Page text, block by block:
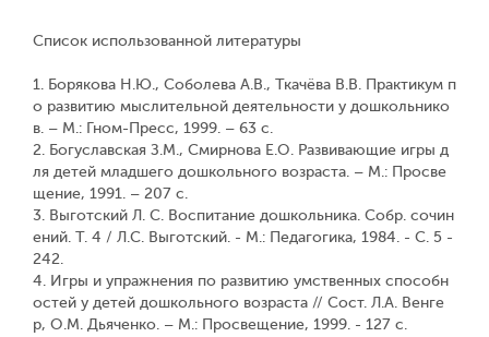
Список использованной литературы
1. Борякова Н.Ю., Соболева А.В., Ткачёва В.В. Практикум п
о развитию мыслительной деятельности у дошкольнико
в. – М.: Гном-Пресс, 1999. – 63 с.
2. Богуславская З.М., Смирнова Е.О. Развивающие игры д
ля детей младшего дошкольного возраста. – М.: Просве
щение, 1991. – 207 с.
3. Выготский Л. С. Воспитание дошкольника. Собр. сочин
ений. Т. 4 / Л.С. Выготский. - М.: Педагогика, 1984. - С. 5 -
242.
4. Игры и упражнения по развитию умственных способн
остей у детей дошкольного возраста // Сост. Л.А. Венге
р, О.М. Дьяченко. – М.: Просвещение, 1999. - 127 с.